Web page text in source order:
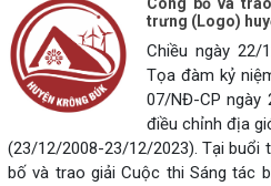
trưng (Logo)
Chiều ngày 22/
Tọa đàm kỷ
07/NĐ-CP ngày
điều chỉnh địa
(23/12/2008-23/12/2023). Tại buổi
bố và trao giải Cuộc thi Sáng tác